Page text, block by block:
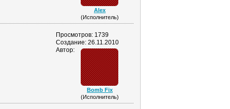
Alex
(Исполнитель)
Просмотров: 1739
Создание: 26.11.2010
Автор:
Bomb Fix
(Исполнитель)